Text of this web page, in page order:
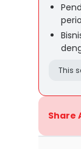
This
Share